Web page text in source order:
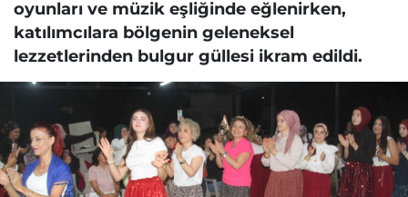
oyunları ve müzik eşliğinde eğlenirken,
katılımcılara bölgenin geleneksel
lezzetlerinden bulgur güllesi ikram edildi.